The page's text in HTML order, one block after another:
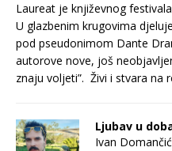
Laureat je književnog
U glazbenim krugovima
pod pseudonimom Dante
autorove nove, još
znaju voljeti”. Živi i stvara na
Ljubav u
Ivan Domančić